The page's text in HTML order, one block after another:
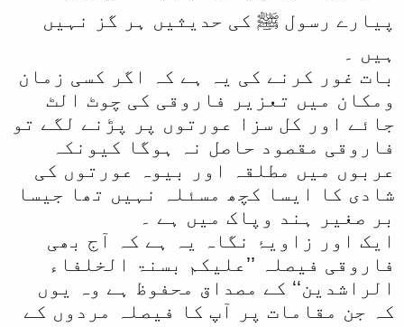
پیارے رسول ﷺ کی حدیثیں ہر گز نہیں
ہیں ۔
بات غور کرنے کی یہ ہے کہ اگر کسی زمان
ومکان میں تعزیر فاروقی کی چوٹ الٹ
جائے اور کل سزا عورتوں پر پڑنے لگے تو
فاروقی مقصود حاصل نہ ہوگا کیونکہ
عربوں میں مطلقہ اور بیوہ عورتوں کی
شادی کا ایسا کچھ مسئلہ نہیں تھا جیسا
بر صغیر ہند وپاک میں ہے ۔
ایک اور زاویۂ نگاہ یہ ہے کہ آج بھی
فاروقی فیصلہ ’’علیکم بسنۃ الخلفاء
الراشدین‘‘ کے مصداق محفوظ ہے وہ یوں
کہ جن مقامات پر آپ کا فیصلہ مردوں کے